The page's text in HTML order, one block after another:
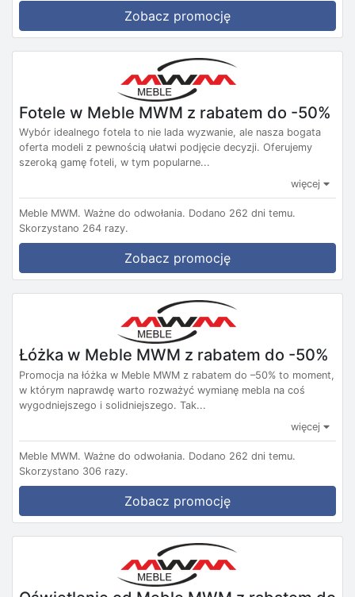
Zobacz promocję
Fotele w Meble MWM z rabatem do -50%
Wybór idealnego fotela to nie lada wyzwanie, ale nasza bogata
oferta modeli z pewnością ułatwi podjęcie decyzji. Oferujemy
szeroką gamę foteli, w tym popularne...
więcej
Meble MWM. Ważne do odwołania. Dodano 262 dni temu.
Skorzystano 264 razy.
Zobacz promocję
Łóżka w Meble MWM z rabatem do -50%
Promocja na łóżka w Meble MWM z rabatem do –50% to moment,
w którym naprawdę warto rozważyć wymianę mebla na coś
wygodniejszego i solidniejszego. Tak...
więcej
Meble MWM. Ważne do odwołania. Dodano 262 dni temu.
Skorzystano 306 razy.
Zobacz promocję